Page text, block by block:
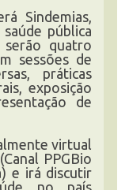
Sindemias,
pública
quatro
sessões de
práticas
exposição
de
virtual
PPGBio
e irá discutir
no país